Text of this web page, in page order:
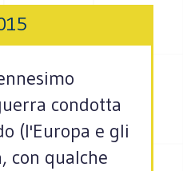
condotta
(l'Europa e gli
con qualche